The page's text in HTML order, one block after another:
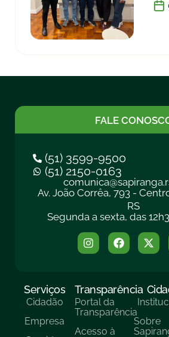
FALE
(51) 3599-9500
(51) 2150-0163
Av. João Corrêa, 793 -
RS
Segunda a sexta, das
Serviços
Cidadão
Empresa
Transparência
Portal da
Transparência
Acesso à
Sobre